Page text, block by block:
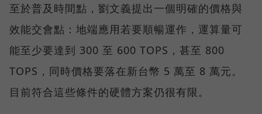
至於普及時間點，劉文義提出一個明確的價格與
效能交會點：地端應用若要順暢運作，運算量可
能至少要達到 300 至 600 TOPS，甚至 800
TOPS，同時價格要落在新台幣 5 萬至 8 萬元。
目前符合這些條件的硬體方案仍很有限。